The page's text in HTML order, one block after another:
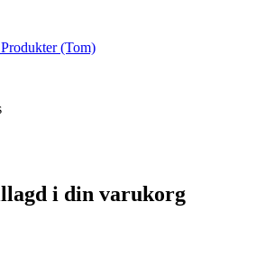
Produkter (Tom)
i din varukorg